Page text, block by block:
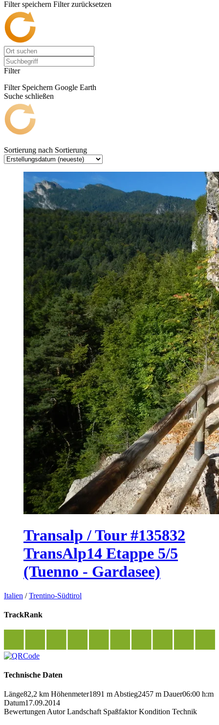
Filter speichern Filter zurücksetzen
Filter
Filter Speichern Google Earth
Suche schließen
Sortierung nach Sortierung
Transalp / Tour #135832
TransAlp14 Etappe 5/5
(Tuenno - Gardasee)
Italien /Trentino-Südtirol
TrackRank
Technische Daten
Länge82,2 km Höhenmeter1891 m Abstieg2457 m Dauer06:00 h:m
Datum17.09.2014
Bewertungen Autor Landschaft Spaßfaktor Kondition Technik